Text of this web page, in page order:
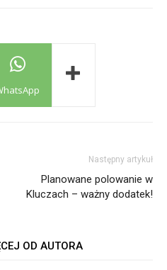
Następny artykuł
Planowane polowanie w
Kluczach – ważny dodatek!
OD AUTORA